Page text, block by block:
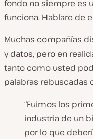
fondo no siempre es
funciona. Hablare de
Muchas compañías
y datos, pero en
tanto como usted
palabras rebuscadas
“Fuimos los
industria de un
por lo que